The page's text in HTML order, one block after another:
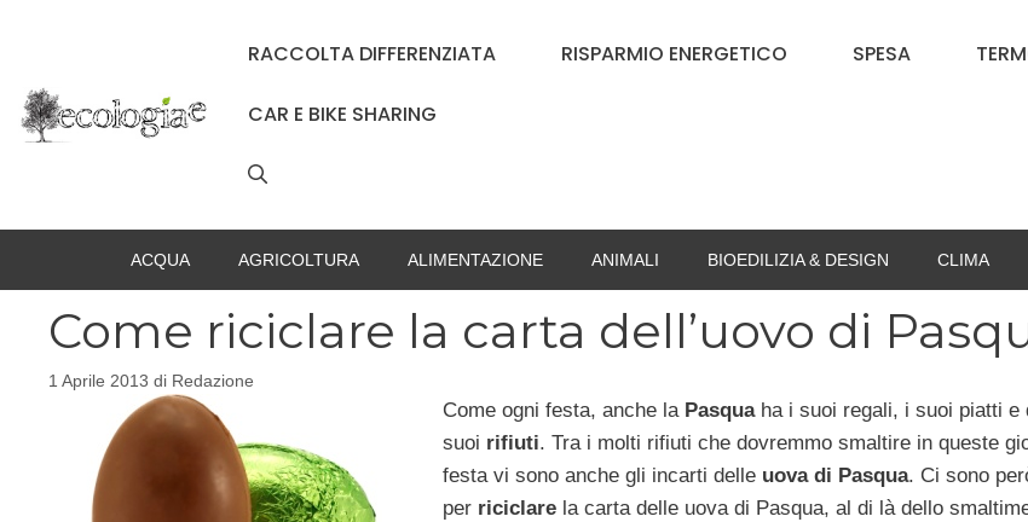
RACCOLTA DIFFERENZIATA RISPARMIO ENERGETICO SPESA
CAR E BIKE SHARING
ACQUA AGRICOLTURA ALIMENTAZIONE ANIMALI BIOEDILIZIA & DESIGN CLIMA
Come riciclare la carta dell’uovo di
1 Aprile 2013 di Redazione
Come ogni festa, anche la Pasquaha i suoi regali, i suoi piatti e
suoi rifiuti. Tra i molti rifiuti che dovremmo smaltire in queste
festa vi sono anche gli incarti delle uova di Pasqua. Ci sono
per riciclarela carta delle uova di Pasqua, al di là dello